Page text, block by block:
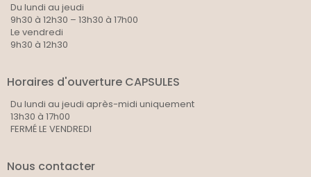
Du lundi au jeudi
9h30 à 12h30 – 13h30 à 17h00
Le vendredi
9h30 à 12h30
Horaires d'ouverture CAPSULES
Du lundi au jeudi après-midi uniquement
13h30 à 17h00
FERMÉ LE VENDREDI
Nous contacter